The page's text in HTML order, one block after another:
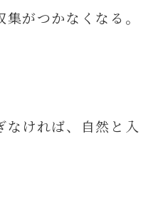
がつかなくなる。
ければ、自然と入